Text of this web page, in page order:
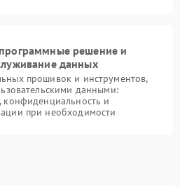
решение и
данных
прошивок и инструментов,
данными:
конфиденциальность и
при необходимости